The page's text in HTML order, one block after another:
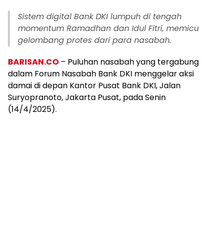
Sistem digital Bank DKI lumpuh di tengah
momentum Ramadhan dan Idul Fitri, memicu
gelombang protes dari para nasabah.
BARISAN.CO – Puluhan nasabah yang tergabung
dalam Forum Nasabah Bank DKI menggelar aksi
damai di depan Kantor Pusat Bank DKI, Jalan
Suryopranoto, Jakarta Pusat, pada Senin
(14/4/2025).